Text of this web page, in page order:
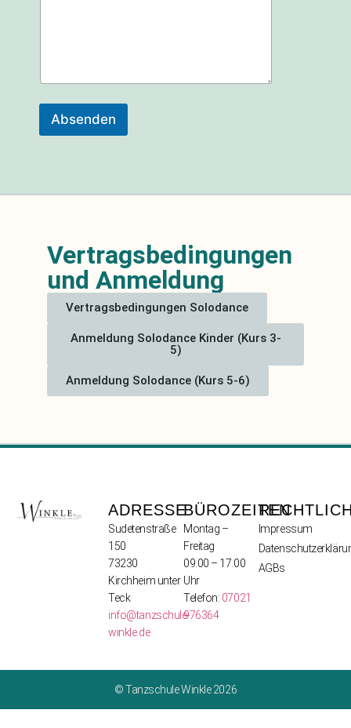
Absenden
Vertragsbedingungen
und Anmeldung
Vertragsbedingungen Solodance
Anmeldung Solodance Kinder (Kurs 3-
5)
Anmeldung Solodance (Kurs 5-6)
ADRESSE
Sudetenstraße
150
73230
Kirchheim unter
Teck
info@tanzschule-
winkle.de
BÜROZEITEN
Montag –
Freitag
09.00 – 17.00
Uhr
Telefon: 07021
976364
Impressum
AGBs
© Tanzschule Winkle 2026